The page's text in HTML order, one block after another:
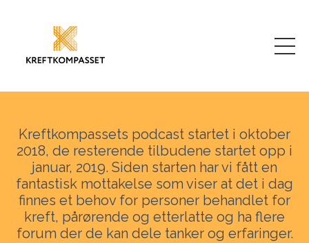
Kreftkompassets podcast startet i oktober
2018, de resterende tilbudene startet opp i
januar, 2019. Siden starten har vi fått en
fantastisk mottakelse som viser at det i dag
finnes et behov for personer behandlet for
kreft, pårørende og etterlatte og ha flere
forum der de kan dele tanker og erfaringer.